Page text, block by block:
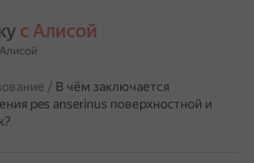
с Алисой
/ В чём заключается
pes anserinus поверхностной и